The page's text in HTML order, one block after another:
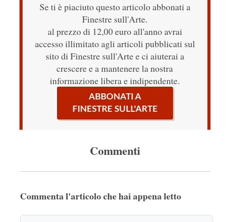
Se ti è piaciuto questo articolo abbonati a
Finestre sull'Arte.
al prezzo di 12,00 euro all'anno avrai
accesso illimitato agli articoli pubblicati sul
sito di Finestre sull'Arte e ci aiuterai a
crescere e a mantenere la nostra
informazione libera e indipendente.
ABBONATI A
FINESTRE SULL'ARTE
Commenti
Commenta l'articolo che hai appena letto